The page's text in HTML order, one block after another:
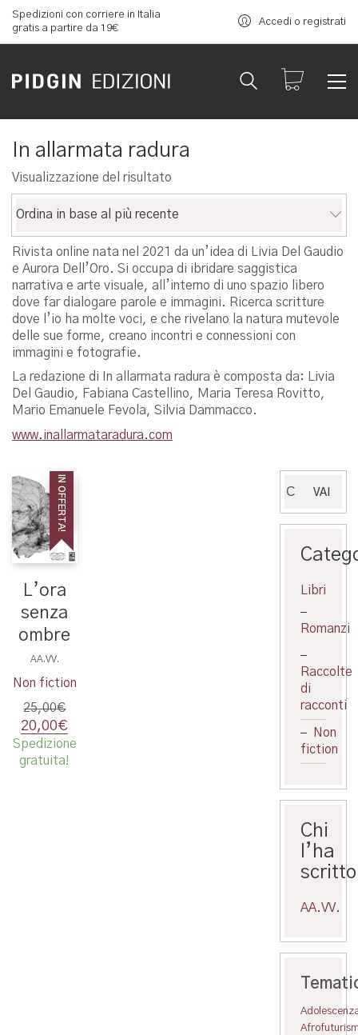
Spedizioni con corriere in Italia
gratis a partire da 19€
Accedi o registrati
In allarmata radura
Visualizzazione del risultato
Ordina in base al più recente
Rivista online nata nel 2021 da un’idea di Livia Del Gaudio
e Aurora Dell’Oro. Si occupa di ibridare saggistica
narrativa e arte visuale, all’interno di uno spazio libero
dove far dialogare parole e immagini. Ricerca scritture
dove l’io ha molte voci, e che rivelano la natura mutevole
delle sue forme, creano incontri e connessioni con
immagini e fotografie.
La redazione di In allarmata radura è composta da: Livia
Del Gaudio, Fabiana Castellino, Maria Teresa Rovitto,
Mario Emanuele Fevola, Silvia Dammacco.
www.inallarmataradura.com
IN OFFERTA!
L’ora
senza
ombre
AA.VV.
Non fiction
25,00€
Il
prezzo
originale
20,00€
prezzo
attuale
Spedizione
gratuita!
VAI
Libri
Non
fiction
Raccolte
di
racconti
Romanzi
Chi
l’ha
scritto
AA.VV.